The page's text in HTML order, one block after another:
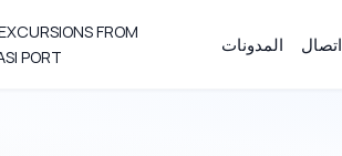
FROM
PORT
المدونات اتصال